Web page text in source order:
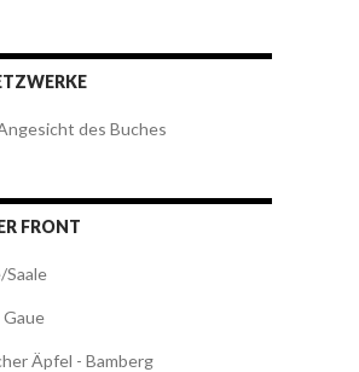
des Buches
FRONT
Saale
Äpfel - Bamberg